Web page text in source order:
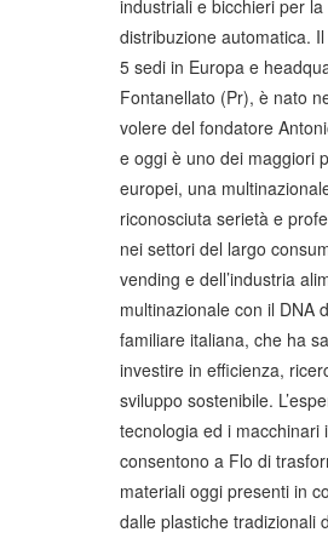
industriali e bicchieri per la
distribuzione automatica.
5 sedi in Europa e
Fontanellato (Pr), è nato
volere del fondatore
e oggi è uno dei maggiori
europei, una
riconosciuta serietà e
nei settori del largo
vending e dell’industria
multinazionale con il DNA
familiare italiana, che ha
investire in efficienza,
sviluppo sostenibile.
tecnologia ed i macchinari
consentono a Flo di
materiali oggi presenti in
dalle plastiche tradizionali